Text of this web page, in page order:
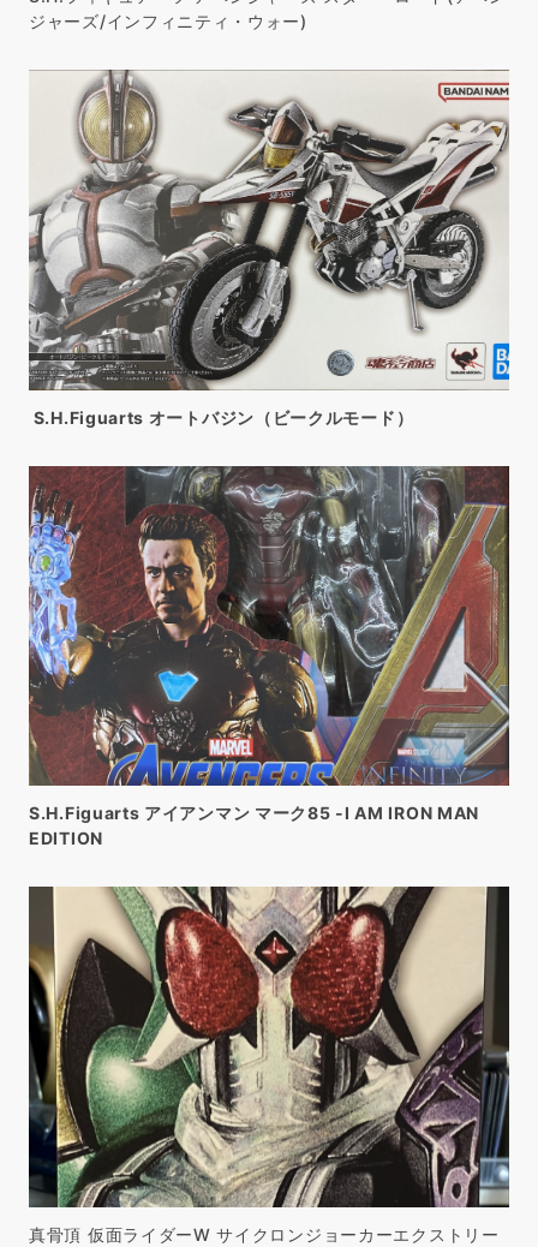
ジャーズ/インフィニティ・ウォー)
S.H.Figuarts オートバジン（ビークルモード）
S.H.Figuarts アイアンマン マーク85 -I AM IRON MAN
EDITION
真骨頂 仮面ライダーW サイクロンジョーカーエクストリー